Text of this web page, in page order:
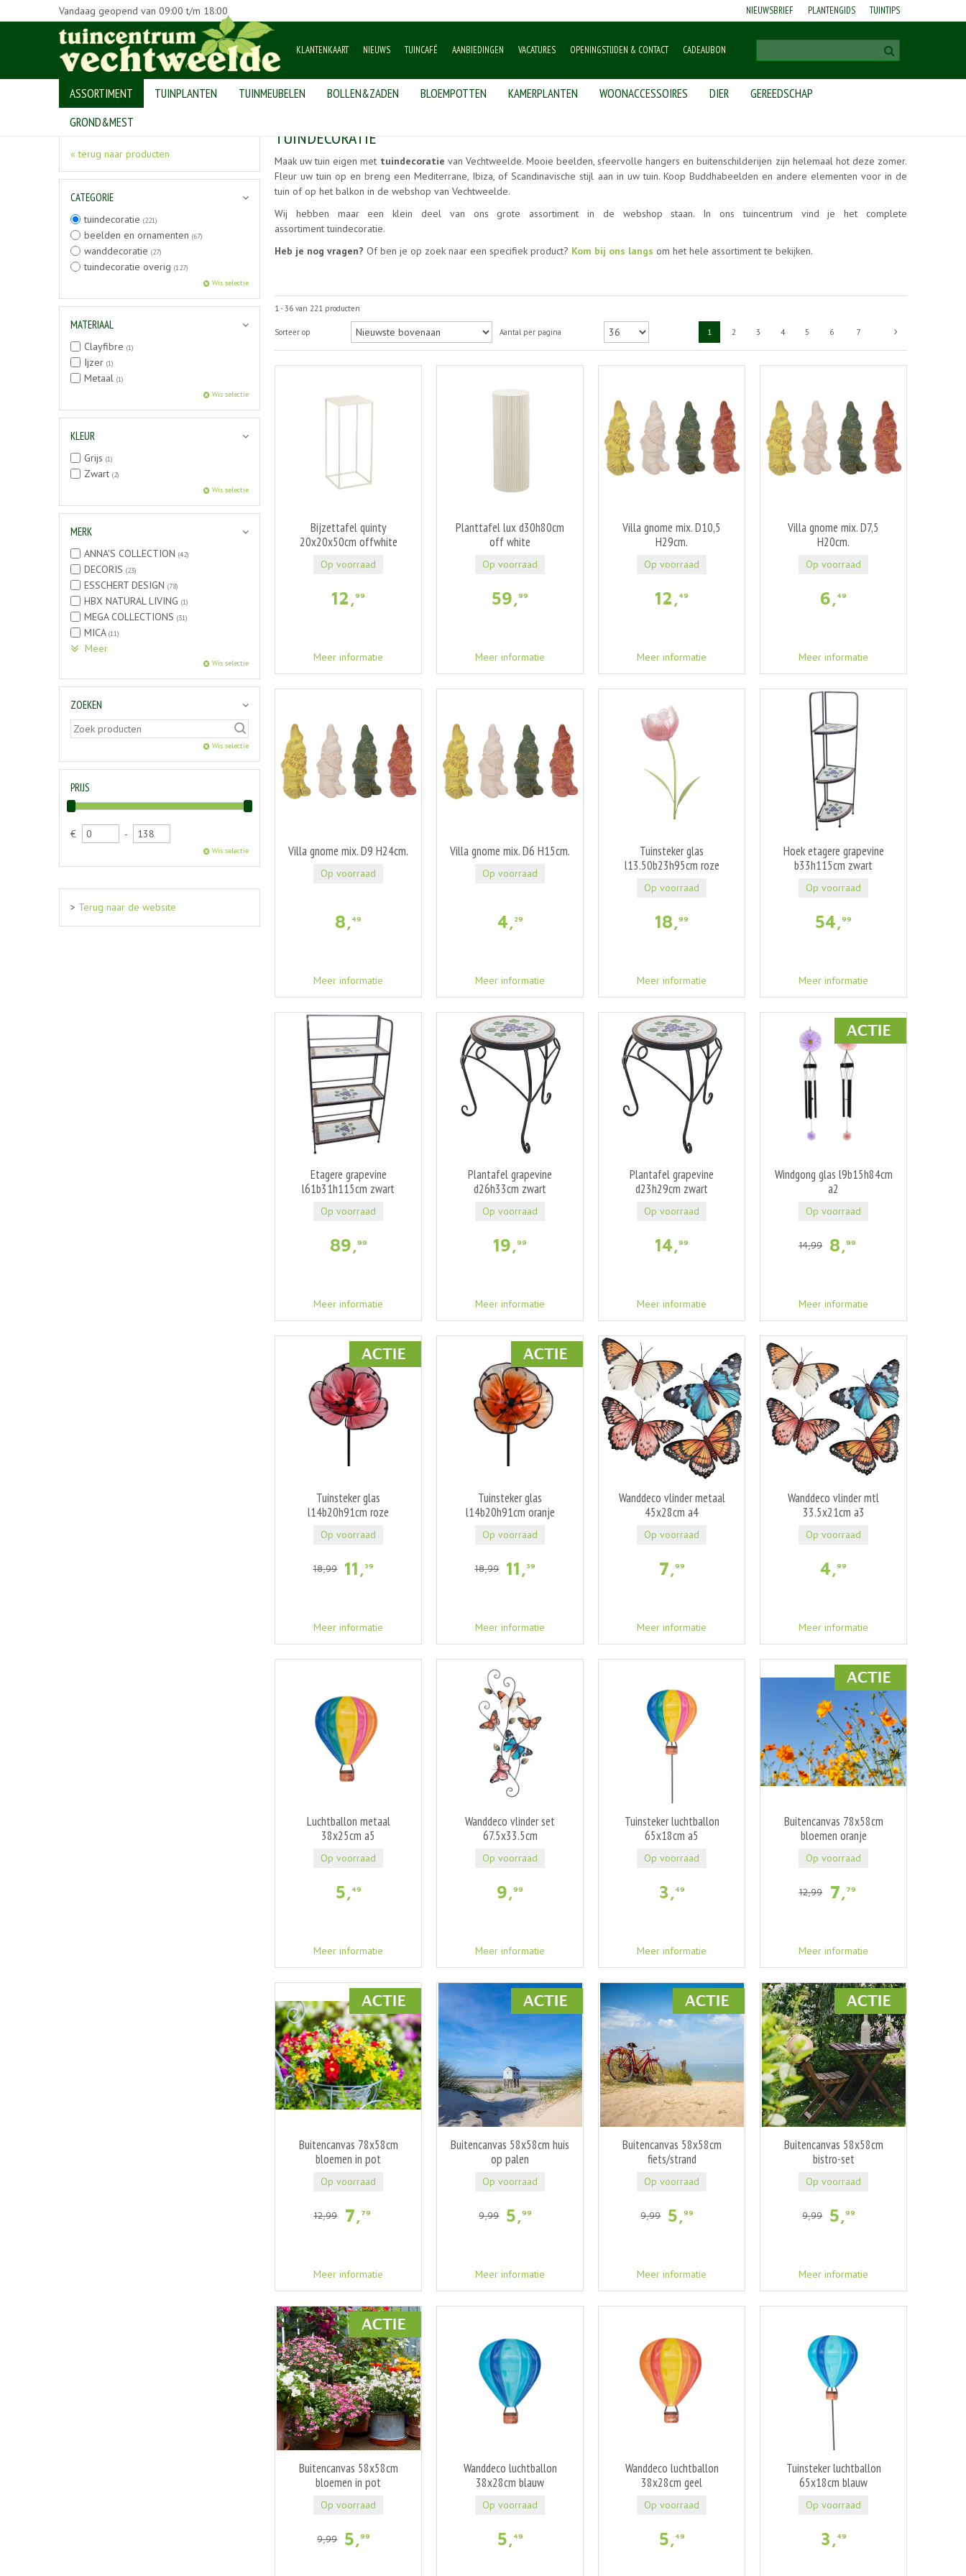
Home > Producten
Vandaag geopend van 09:00 t/m 18:00 NIEUWSBRIEF PLANTENGIDS TUINTIPS
KLANTENKAART NIEUWS TUINCAFÉ AANBIEDINGEN VACATURES OPENINGSTIJDEN & CONTACT CADEAUBON
ASSORTIMENT TUINPLANTEN TUINMEUBELEN BOLLEN&ZADEN BLOEMPOTTEN KAMERPLANTEN WOONACCESSOIRES DIER
GEREEDSCHAP
GROND&MEST
TUINDECORATIE
Maak uw tuin eigen met tuindecoratie van Vechtweelde. Mooie beelden, sfeervolle hangers en buitenschilderijen zijn helemaal hot deze zomer.
Fleur uw tuin op en breng een Mediterrane, Ibiza, of Scandinavische stijl aan in uw tuin. Koop Buddhabeelden en andere elementen voor in de
tuin of op het balkon in de webshop van Vechtweelde.
Wij hebben maar een klein deel van ons grote assortiment in de webshop staan. In ons tuincentrum vind je het complete
assortiment tuindecoratie.
Heb je nog vragen? Of ben je op zoek naar een specifiek product? Kom bij ons langs om het hele assortiment te bekijken.
1 - 36 van 221 producten
Aantal per pagina
Sorteer op 1 2 3 4 5 6 7
Bijzettafel quinty
20x20x50cm offwhite
12,99
Meer informatie
Op voorraad
Planttafel lux d30h80cm
off white
59,99
Meer informatie
Op voorraad
Villa gnome mix. D10,5
H29cm.
12,49
Meer informatie
Op voorraad
Villa gnome mix. D7,5
H20cm.
6,49
Meer informatie
Op voorraad
Villa gnome mix. D9 H24cm.
8,49
Meer informatie
Op voorraad
Villa gnome mix. D6 H15cm.
4,29
Meer informatie
Op voorraad
Tuinsteker glas
l13.50b23h95cm roze
18,99
Meer informatie
Op voorraad
Hoek etagere grapevine
b33h115cm zwart
54,99
Meer informatie
Op voorraad
Etagere grapevine
l61b31h115cm zwart
89,99
Meer informatie
Op voorraad
Plantafel grapevine
d26h33cm zwart
19,99
Meer informatie
Op voorraad
Plantafel grapevine
d23h29cm zwart
14,99
Meer informatie
Op voorraad
Windgong glas l9b15h84cm
a2
14,99 8,99
Meer informatie
Op voorraad
Tuinsteker glas
l14b20h91cm roze
18,99 11,39
Meer informatie
Op voorraad
Tuinsteker glas
l14b20h91cm oranje
18,99 11,39
Meer informatie
Op voorraad
Wanddeco vlinder metaal
45x28cm a4
7,99
Meer informatie
Op voorraad
Wanddeco vlinder mtl
33.5x21cm a3
4,99
Meer informatie
Op voorraad
Luchtballon metaal
38x25cm a5
5,49
Meer informatie
Op voorraad
Wanddeco vlinder set
67.5x33.5cm
9,99
Meer informatie
Op voorraad
Tuinsteker luchtballon
65x18cm a5
3,49
Meer informatie
Op voorraad
Buitencanvas 78x58cm
bloemen oranje
12,99 7,79
Meer informatie
Op voorraad
Buitencanvas 78x58cm
bloemen in pot
12,99 7,79
Meer informatie
Op voorraad
Buitencanvas 58x58cm huis
op palen
9,99 5,99
Meer informatie
Op voorraad
Buitencanvas 58x58cm
fiets/strand
9,99 5,99
Meer informatie
Op voorraad
Buitencanvas 58x58cm
bistro-set
9,99 5,99
Meer informatie
Op voorraad
Buitencanvas 58x58cm
bloemen in pot
9,99 5,99
Op voorraad
Wanddeco luchtballon
38x28cm blauw
5,49
Op voorraad
Wanddeco luchtballon
38x28cm geel
5,49
Op voorraad
Tuinsteker luchtballon
65x18cm blauw
3,49
Op voorraad
« terug naar producten
CATEGORIE
tuindecoratie (221)
beelden en ornamenten (67)
wanddecoratie (27)
tuindecoratie overig (127)
Wis selectie
MATERIAAL
Clayfibre (1)
Ijzer (1)
Metaal (1)
Wis selectie
KLEUR
Grijs (1)
Zwart (2)
Wis selectie
MERK
ANNA'S COLLECTION (42)
DECORIS (23)
ESSCHERT DESIGN (78)
HBX NATURAL LIVING (1)
MEGA COLLECTIONS (31)
MICA (11)
Meer
Wis selectie
ZOEKEN
Wis selectie
PRIJS
€ -
Wis selectie
> Terug naar de website